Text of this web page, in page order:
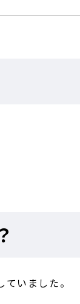
いました。